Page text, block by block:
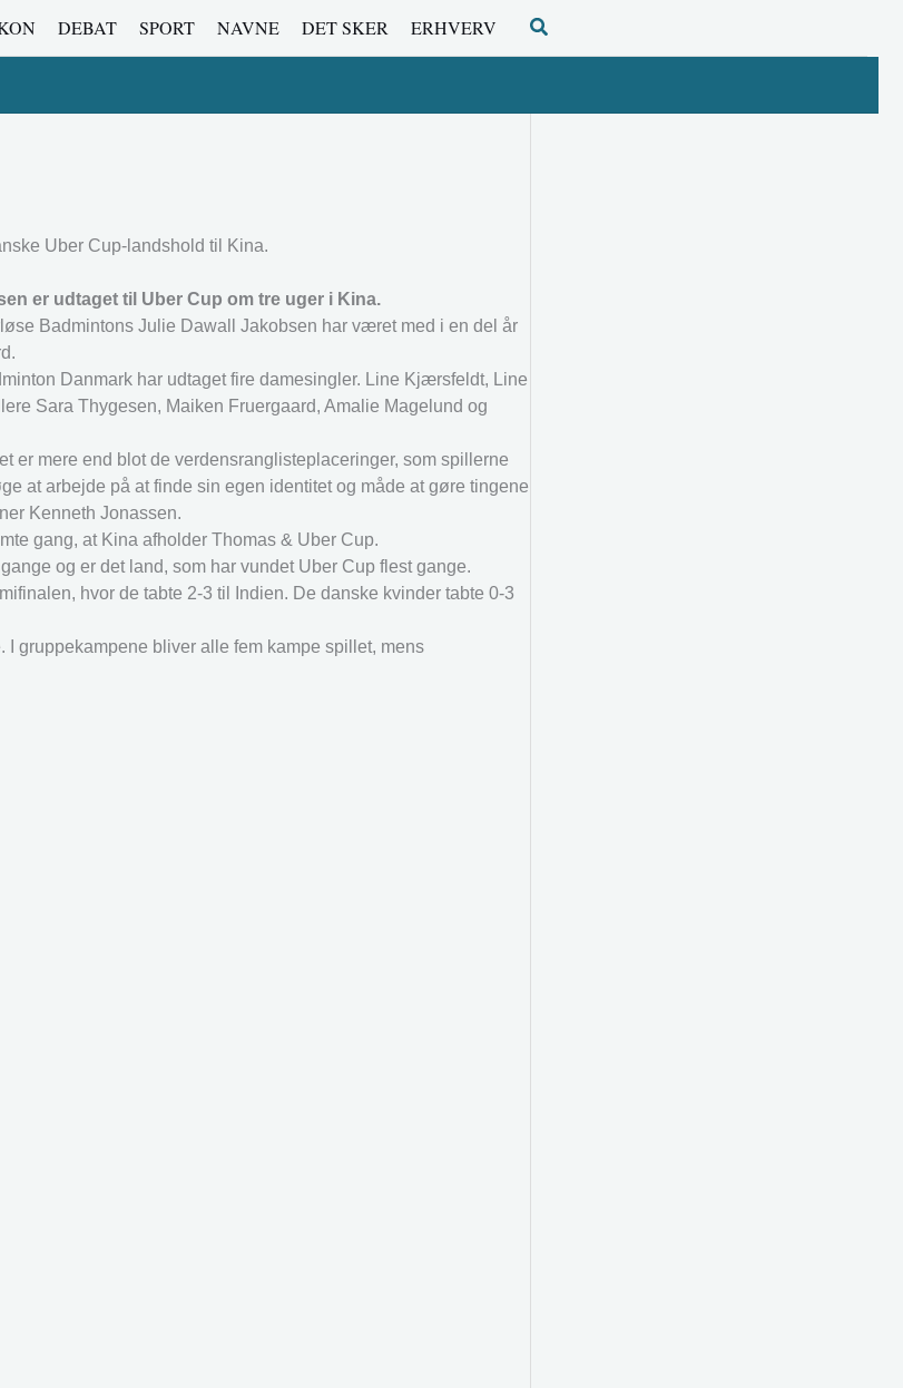
DEBAT SPORT NAVNE DET SKER ERHVERV Søg
Uber Cup-landshold til Kina.
er udtaget til Uber Cup om tre uger i Kina.
Badmintons Julie Dawall Jakobsen har været med i en del år
Danmark har udtaget fire damesingler. Line Kjærsfeldt, Line
Sara Thygesen, Maiken Fruergaard, Amalie Magelund og
er mere end blot de verdensranglisteplaceringer, som spillerne
at arbejde på at finde sin egen identitet og måde at gøre tingene
Kenneth Jonassen.
gang, at Kina afholder Thomas & Uber Cup.
og er det land, som har vundet Uber Cup flest gange.
hvor de tabte 2-3 til Indien. De danske kvinder tabte 0-3
gruppekampene bliver alle fem kampe spillet, mens